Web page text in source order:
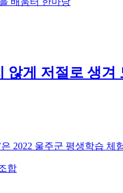
않게 저절로 생겨
2022 울주군 평생학습
합